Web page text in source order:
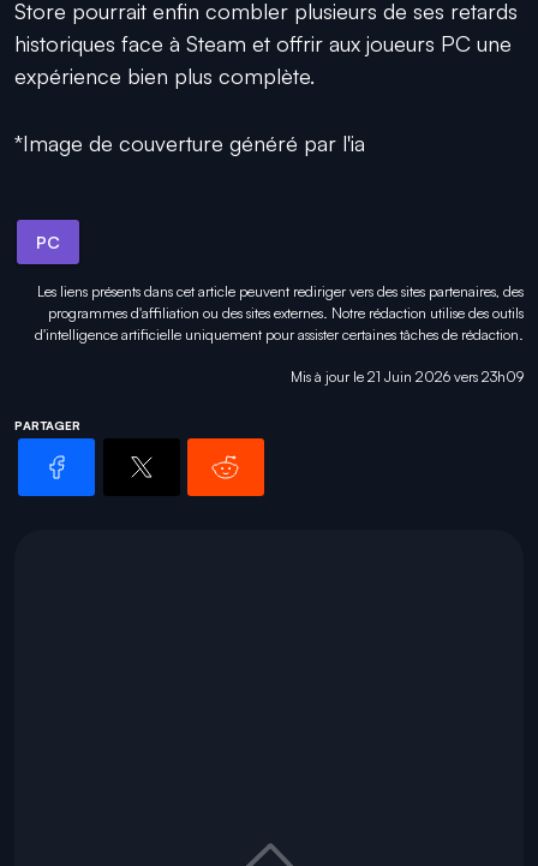
Store pourrait enfin combler plusieurs de ses retards
historiques face à Steam et offrir aux joueurs PC une
expérience bien plus complète.
*Image de couverture généré par l'ia
PC
Les liens présents dans cet article peuvent rediriger vers des sites partenaires, des
programmes d'affiliation ou des sites externes. Notre rédaction utilise des outils
d'intelligence artificielle uniquement pourassister certaines tâches de rédaction.
Mis à jour le 21 Juin 2026 vers 23h09
PARTAGER